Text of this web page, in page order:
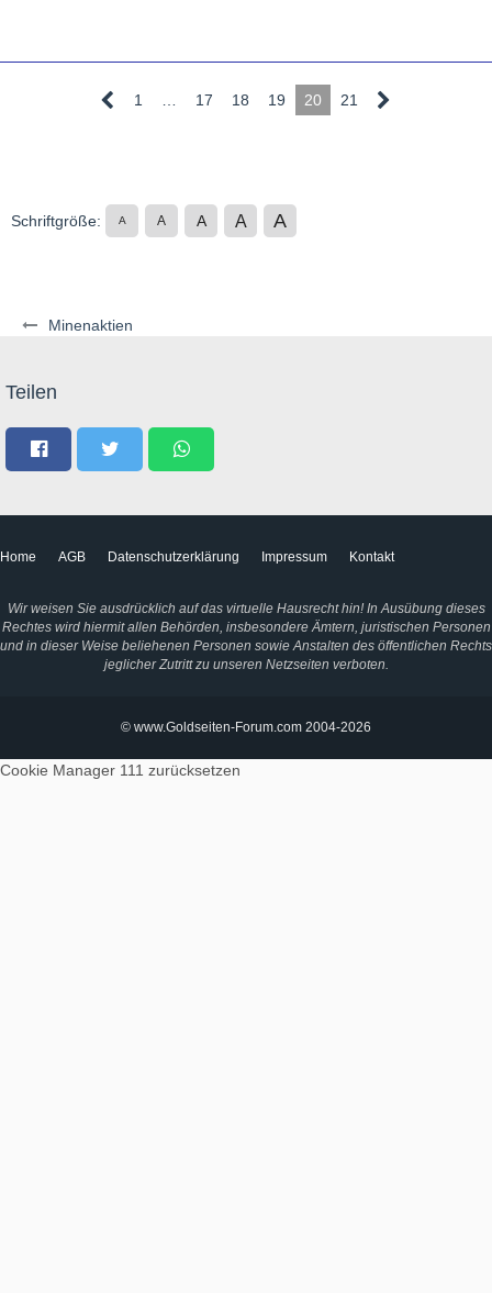
Minenaktien
1 17 18 19 20 21
Schriftgröße: A A A A A
Teilen
Home AGB Datenschutzerklärung Impressum Kontakt
Wir weisen Sie ausdrücklich auf das virtuelle Hausrecht hin! In Ausübung dieses
Rechtes wird hiermit allen Behörden, insbesondere Ämtern, juristischen Personen
und in dieser Weise beliehenen Personen sowie Anstalten des öffentlichen Rechts
jeglicher Zutritt zu unseren Netzseiten verboten.
© www.Goldseiten-Forum.com 2004-2026
Cookie Manager 111 zurücksetzen